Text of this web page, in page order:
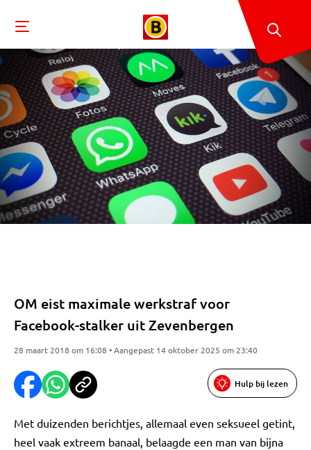
OM eist maximale werkstraf voor
Facebook-stalker uit Zevenbergen
28 maart 2018 om 16:08 • Aangepast 14 oktober 2025 om 23:40
Hulp bij lezen
Met duizenden berichtjes, allemaal even seksueel getint,
heel vaak extreem banaal, belaagde een man van bijna